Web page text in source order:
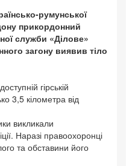
румунської
прикордонний
служби «Ділове»
загону виявив тіло
гірській
3,5 кілометра від
викликали
Наразі правоохоронці
та обставини його